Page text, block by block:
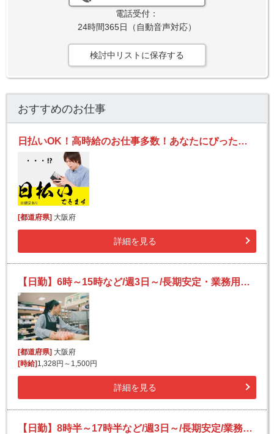
電話受付：
24時間365日（自動音声対応）
検討中リストに保存する
おすすめのお仕事
日払いOK！高時給のお仕事多数！あなたにぴったりのお仕事を見つけます！
[都道府県] 大阪府
詳細を見る
【日勤】6時～15時など/週3日～/長期安定・業務用スーパーの簡単レジ打ち/未経験歓迎
[都道府県]大阪府
[時給]1,328円～1,500円
詳細を見る
【日勤】8時半～17時半など/週3日～/長期安定/業務用スーパーの簡単レジ打ち